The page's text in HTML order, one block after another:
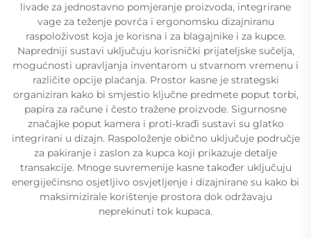
livade za jednostavno pomjeranje proizvoda, integrirane
vage za teženje povrća i ergonomsku dizajniranu
raspoloživost koja je korisna i za blagajnike i za kupce.
Napredniji sustavi uključuju korisnički prijateljske sučelja,
mogućnosti upravljanja inventarom u stvarnom vremenu i
različite opcije plaćanja. Prostor kasne je strategski
organiziran kako bi smjestio ključne predmete poput torbi,
papira za račune i često tražene proizvode. Sigurnosne
značajke poput kamera i proti-krađi sustavi su glatko
integrirani u dizajn. Raspoloženje obično uključuje područje
za pakiranje i zaslon za kupca koji prikazuje detalje
transakcije. Mnoge suvremenije kasne također uključuju
energiječinsno osjetljivo osvjetljenje i dizajnirane su kako bi
maksimizirale korištenje prostora dok održavaju
neprekinuti tok kupaca.